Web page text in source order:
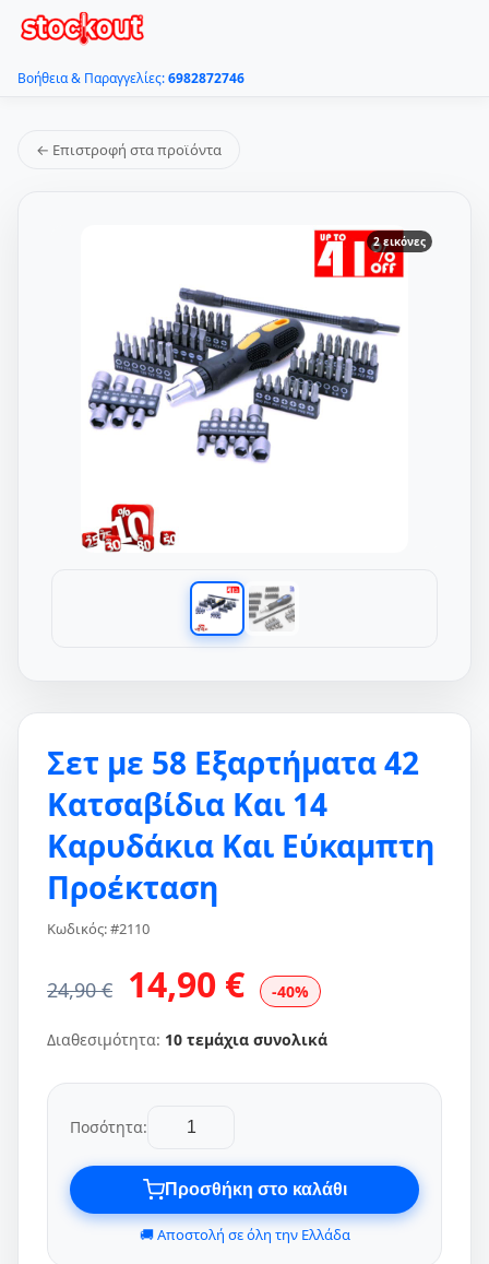
Βοήθεια & Παραγγελίες:6982872746
← Επιστροφή στα προϊόντα
2 εικόνες
Σετ με 58 Εξαρτήματα 42
Κατσαβίδια Και 14
Καρυδάκια Και Εύκαμπτη
Προέκταση
Κωδικός: #2110
24,90 € 14,90 € -40%
Διαθεσιμότητα: 10 τεμάχια συνολικά
Ποσότητα:
Προσθήκη στο καλάθι
🚚 Αποστολή σε όλη την Ελλάδα